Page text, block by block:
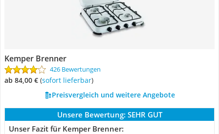
Kemper Brenner
426 Bewertungen
ab 84,00 € ( Sofort lieferbar)
Preisvergleich und weitere Angebote
Unsere Bewertung: SEHR GUT
Unser Fazit für Kemper Brenner: